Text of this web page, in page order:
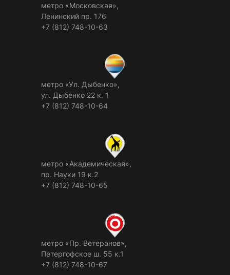
метро «Московская»,
Ленинский пр. 176
+7 (812) 748-10-63
метро «Ул. Дыбенко»,
ул. Дыбенко 22 к. 1
+7 (812) 748-10-64
метро «Академическая»,
пр. Науки 19 к.2
+7 (812) 748-10-65
метро «Пр. Ветеранов»,
Петергофское ш. 55 к.1
+7 (812) 748-10-67